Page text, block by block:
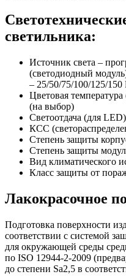
светильника:
Источник света –
(светодиодный
– 25/50/75/100/125/
Цветовая
(на выбор)
Светоотдача (для
КСС
Степень защиты
Степень защиты
Вид климатического
Класс защиты от
Лакокрасочное
Подготовка поверхности
соответствии с системой
для окружающей среды
по ISO 12944-2-2009
до степени Sa2,5 в